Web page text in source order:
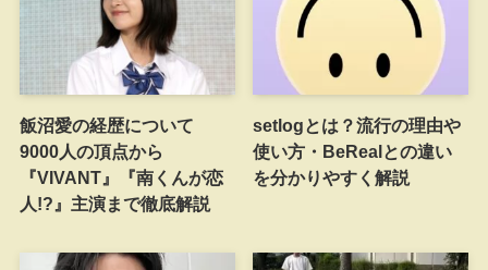
飯沼愛の経歴について
9000人の頂点から
『VIVANT』『南くんが恋
人!?』主演まで徹底解説
setlogとは？流行の理由や
使い方・BeRealとの違い
を分かりやすく解説